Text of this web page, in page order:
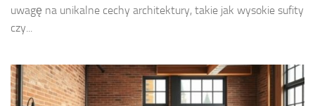
uwagę na unikalne cechy architektury, takie jak wysokie sufity
czy...